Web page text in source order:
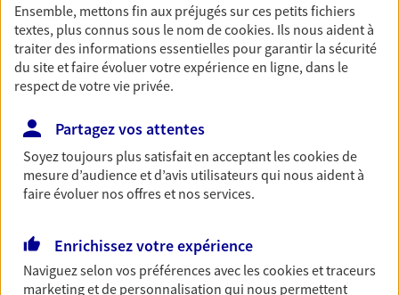
Vous aider à constituer une
épargne
De nombreuses solutions s'offrent à vous pour faire
objectifs ? Rien ne remplace les conseils d'un expert :
Assurance vie, PER, Livret… Faisons le point ensemble !
Anticiper et préparer votre
retraite
Il n'est jamais ni trop tôt, ni trop tard pour préparer
votre retraite. Nous vous aidons à trouver les solutions
Ensemble, mettons fin aux préjugés sur ces petits fichiers
textes, plus connus sous le nom decookies. Ils nous aident à
traiter des informations essentielles pour garantir la sécurité
du site et faire évoluer votre expérience en ligne, dans le
respect de votre vie privée.
Partagez vos attentes
Soyez toujours plus satisfait en acceptant lescookiesde
mesure d’audience et d’avis utilisateurs qui nous aident à
faire évoluer nos offres et nos services.
Enrichissez votre expérience
Naviguez selon vos préférences avec lescookies et traceurs
marketing et de personnalisation qui nous permettent